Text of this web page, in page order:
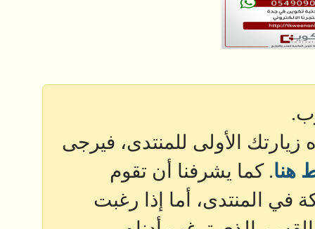
زيارتك الأولى للمنتدى، فيرجى
هنا. كما يشرفنا أن تقوم
في المنتدى، أما إذا رغبت